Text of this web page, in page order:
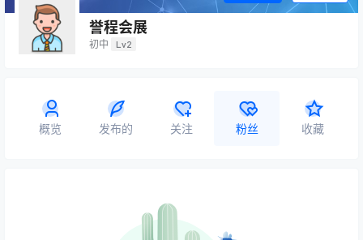
誉程会展
初中 Lv2
概览 发布的 关注 粉丝 收藏